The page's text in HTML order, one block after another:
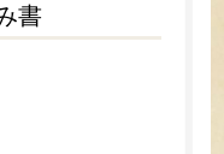
書